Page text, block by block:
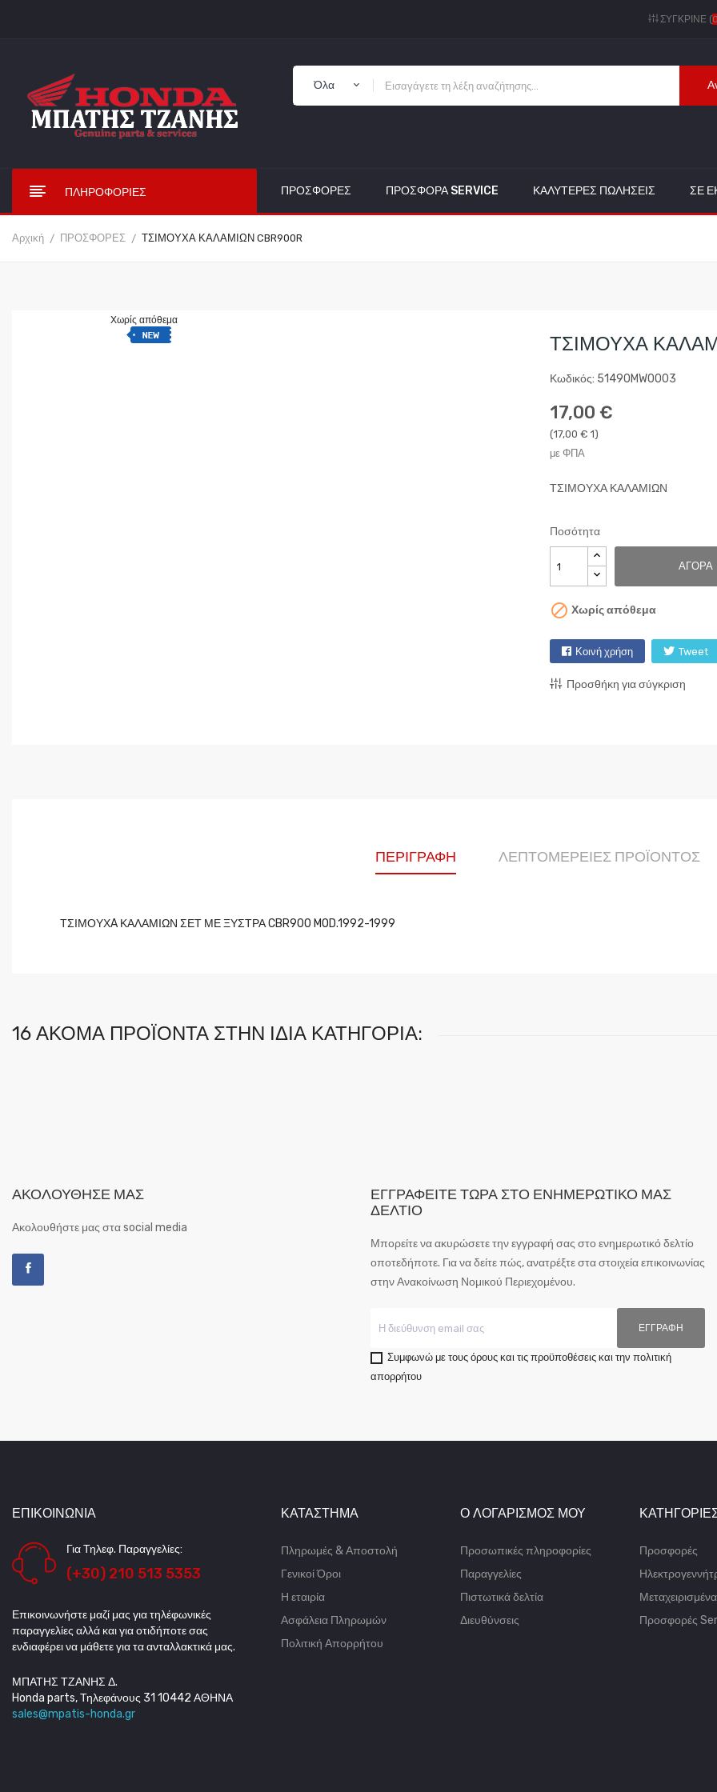
ΣΎΓΚΡΙΝΕ (0
ΠΛΗΡΟΦΟΡΊΕΣ ΠΡΟΣΦΟΡΈΣ ΠΡΟΣΦΟΡΑ SERVICE ΚΑΛΎΤΕΡΕΣ ΠΩΛΉΣΕΙΣ ΣΕ
Αρχική ΠΡΟΣΦΟΡΕΣ ΤΣΙΜΟΥΧΑ ΚΑΛΑΜΙΩΝ CBR900R
Χωρίς απόθεμα
ΤΣΙΜΟΥΧΑ
Κωδικός: 51490MW0003
17,00 €
(17,00 € 1)
με ΦΠΑ
ΤΣΙΜΟΥΧΑ ΚΑΛΑΜΙΩΝ
Ποσότητα
ΑΓΟΡΆ
 Χωρίς απόθεμα
Κοινή χρήση Tweet
Προσθήκη για σύγκριση
ΠΕΡΙΓΡΑΦΉ ΛΕΠΤΟΜΈΡΕΙΕΣ ΠΡΟΪΌΝΤΟΣ
ΤΣΙΜΟΥΧA ΚΑΛΑΜΙΩΝ ΣΕΤ ΜΕ ΞΥΣΤΡΑ CBR900 MOD.1992-1999
16 ΑΚΌΜΑ ΠΡΟΪΌΝΤΑ ΣΤΗΝ ΊΔΙΑ ΚΑΤΗΓΟΡΊΑ:
ΑΚΟΛΟΎΘΗΣΕ ΜΑΣ
Ακολουθήστε μας στα social media
ΕΓΓΡΑΦΕΊΤΕ ΤΏΡΑ ΣΤΟ ΕΝΗΜΕΡΩΤΙΚΌ ΜΑΣ
ΔΕΛΤΊΟ
Μπορείτε να ακυρώσετε την εγγραφή σας στο ενημερωτικό δελτίο
οποτεδήποτε. Για να δείτε πώς, ανατρέξτε στα στοιχεία επικοινωνίας
στην Ανακοίνωση Νομικού Περιεχομένου.
Συμφωνώ με τους όρους και τις προϋποθέσεις και την πολιτική
απορρήτου
ΕΠΙΚΟΙΝΩΝΊΑ
Για Τηλεφ. Παραγγελίες:
(+30) 210 513 5353
Επικοινωνήστε μαζί μας για τηλέφωνικές
παραγγελίες αλλά και για οτιδήποτε σας
ενδιαφέρει να μάθετε για τα ανταλλακτικά μας.
ΜΠΑΤΗΣ ΤΖΑΝΗΣ Δ.
Honda parts, Τηλεφάνους 31 10442 ΑΘΗΝΑ
sales@mpatis-honda.gr
ΚΑΤΆΣΤΗΜΑ
Πληρωμές & Αποστολή
Γενικοί Όροι
Η εταιρία
Ασφάλεια Πληρωμών
Πολιτική Απορρήτου
Ο ΛΟΓΑΡΙΣΜΌΣ ΜΟΥ
Προσωπικές πληροφορίες
Παραγγελίες
Πιστωτικά δελτία
Διευθύνσεις
Προσφορές
Μεταχειρισμένα
Προσφορές